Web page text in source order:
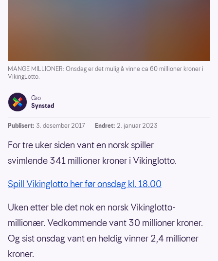
MANGE MILLIONER: Onsdag er det mulig å vinne ca 60 millioner kroner i
VikingLotto.
Gro
Synstad
Publisert: 3. desember 2017 Endret: 2. januar 2023
For tre uker siden vant en norsk spiller
svimlende 341 millioner kroner i Vikinglotto.
Spill Vikinglotto her før onsdag kl. 18.00
Uken etter ble det nok en norsk Vikinglotto-
millionær. Vedkommende vant 30 millioner kroner.
Og sist onsdag vant en heldig vinner 2,4 millioner
kroner.